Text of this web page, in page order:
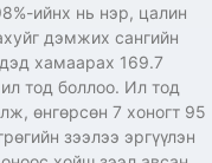
ийнх нь нэр, цалин
дэмжих сангийн
хамаарах 169.7
тод боллоо. Ил тод
өнгөрсөн 7 хоногт 95
зээлээ эргүүлэн